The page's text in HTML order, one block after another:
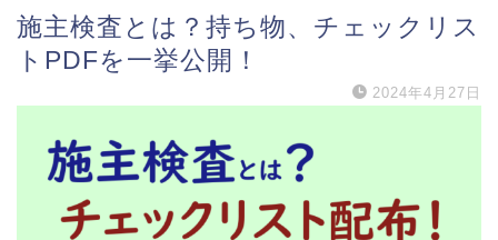
施主検査とは？持ち物、チェックリス
トPDFを一挙公開！
2024年4月27日